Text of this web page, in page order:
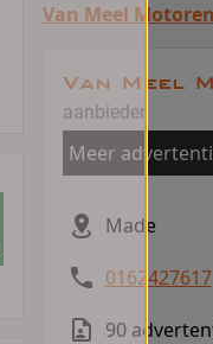
Van Meel Motoren
Van Meel
aanbieder
Meer
Made
0162427617
90